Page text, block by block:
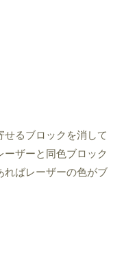
せるブロックを消して
ザーと同色ブロック
ればレーザーの色がブ